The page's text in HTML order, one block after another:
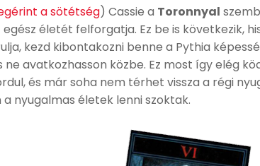
a sötétség) Cassie a Toronnyal
életét felforgatja. Ez be is következik,
kezd kibontakozni benne a Pythia
avatkozhasson közbe. Ez most így elég
és már soha nem térhet vissza a régi
nyugalmas életek lenni szoktak.